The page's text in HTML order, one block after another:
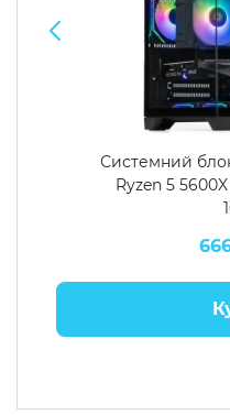
Системний
Ryzen 5